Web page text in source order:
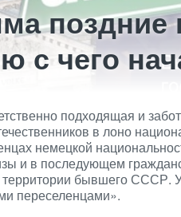
с чего
подходящая и
в лоно
немецкой
и в последующем
бывшего СССР.
переселенцами».